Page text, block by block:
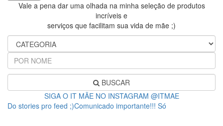
Vale a pena dar uma olhada na minha seleção de produtos
incríveis e
serviços que facilitam sua vida de mãe ;)
BUSCAR
SIGA O IT MÃE NO INSTAGRAM @ITMAE
Do stories pro feed ;)Comunicado importante!!! Só